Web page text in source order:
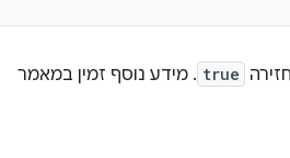
true . מידע נוסף זמין במאמר